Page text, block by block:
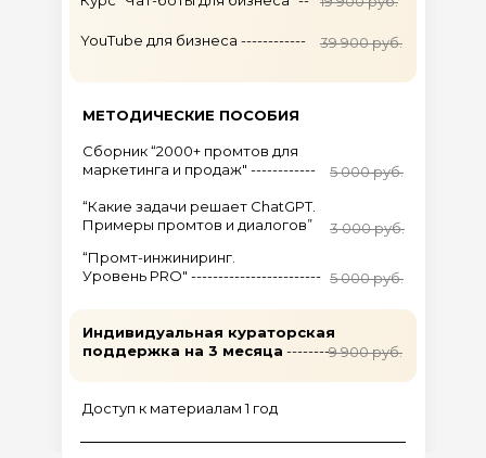
39 900 руб.
YouTube для бизнеса ------------
МЕТОДИЧЕСКИЕ ПОСОБИЯ
Сборник “2000+ промтов для
маркетинга и продаж" ------------
“Какие задачи решает ChatGPT.
Примеры промтов и диалогов”
“Промт-инжиниринг.
Уровень PRO" ------------------------
5 000 руб.
3 000 руб.
5 000 руб.
Индивидуальная кураторская
поддержка на 3 месяца ---------9 900 руб.
Доступ к материалам 1 год